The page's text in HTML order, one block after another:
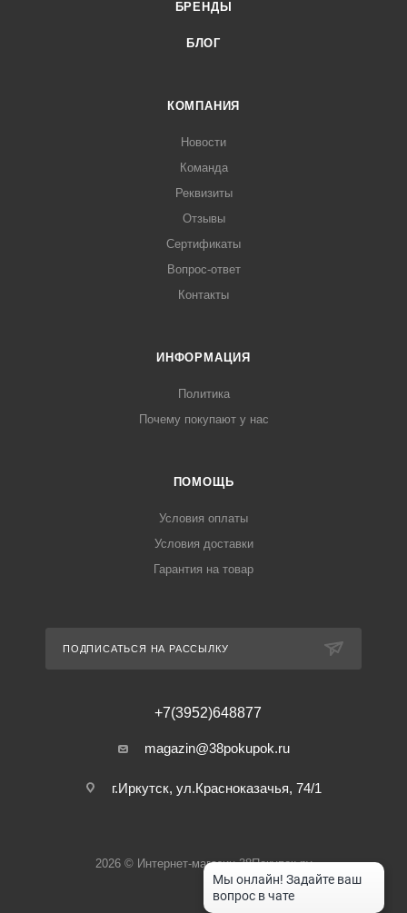
БРЕНДЫ
БЛОГ
КОМПАНИЯ
Новости
Команда
Реквизиты
Отзывы
Сертификаты
Вопрос-ответ
Контакты
ИНФОРМАЦИЯ
Политика
Почему покупают у нас
ПОМОЩЬ
Условия оплаты
Условия доставки
Гарантия на товар
ПОДПИСАТЬСЯ НА РАССЫЛКУ
+7(3952)648877
magazin@38pokupok.ru
г.Иркутск, ул.Красноказачья, 74/1
2026 © Интернет-магазин 38Покупок.ру